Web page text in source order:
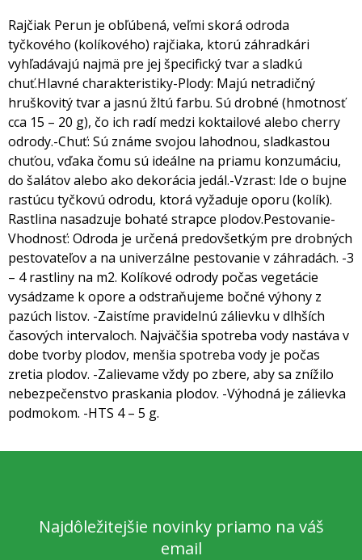
Rajčiak Perun je obľúbená, veľmi skorá odroda
tyčkového (kolíkového) rajčiaka, ktorú záhradkári
vyhľadávajú najmä pre jej špecifický tvar a sladkú
chuť.Hlavné charakteristiky-Plody: Majú netradičný
hruškovitý tvar a jasnú žltú farbu. Sú drobné (hmotnosť
cca 15 – 20 g), čo ich radí medzi koktailové alebo cherry
odrody.-Chuť: Sú známe svojou lahodnou, sladkastou
chuťou, vďaka čomu sú ideálne na priamu konzumáciu,
do šalátov alebo ako dekorácia jedál.-Vzrast: Ide o bujne
rastúcu tyčkovú odrodu, ktorá vyžaduje oporu (kolík).
Rastlina nasadzuje bohaté strapce plodov.Pestovanie-
Vhodnosť: Odroda je určená predovšetkým pre drobných
pestovateľov a na univerzálne pestovanie v záhradách. -3
– 4 rastliny na m2. Kolíkové odrody počas vegetácie
vysádzame k opore a odstraňujeme bočné výhony z
pazúch listov. -Zaistíme pravidelnú zálievku v dlhších
časových intervaloch. Najväčšia spotreba vody nastáva v
dobe tvorby plodov, menšia spotreba vody je počas
zretia plodov. -Zalievame vždy po zbere, aby sa znížilo
nebezpečenstvo praskania plodov. -Výhodná je zálievka
podmokom. -HTS 4 – 5 g.
Najdôležitejšie novinky priamo na váš
email